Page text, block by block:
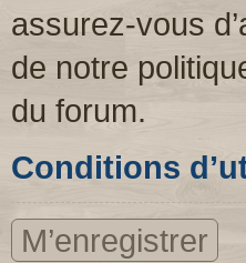
assurez-vous
de notre
du forum.
Conditions
M’enregistrer